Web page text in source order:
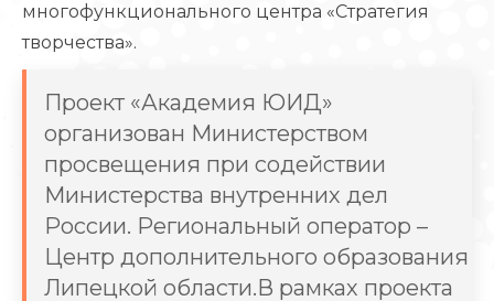
многофункционального центра «Стратегия
творчества».
Проект «Академия ЮИД»
организован Министерством
просвещения при содействии
Министерства внутренних дел
России. Региональный оператор –
Центр дополнительного образования
Липецкой области.В рамках проекта